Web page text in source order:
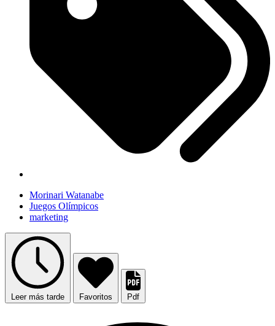
Morinari Watanabe
Juegos Olímpicos
marketing
Leer más tarde Favoritos Pdf